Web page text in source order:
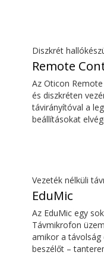
Diszkrét
Remote
Az Oticon
és diszkréten
távirányítóval a
beállításokat
Vezeték nélküli
EduMic
Az EduMic egy
Távmikrofon
amikor a távolság
beszélőt –